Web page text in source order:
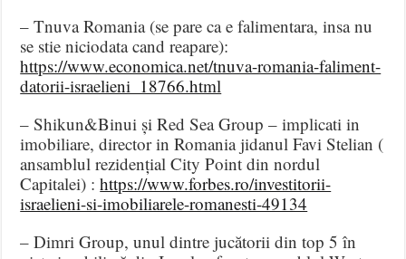
– Tnuva Romania (se pare ca e falimentara, insa nu
se stie niciodata cand reapare):
https://www.economica.net/tnuva-romania-faliment-
datorii-israelieni_18766.html
– Shikun&Binui și Red Sea Group – implicati in
imobiliare, director in Romania jidanul Favi Stelian (
ansamblul rezidențial City Point din nordul
Capitalei) :https://www.forbes.ro/investitorii-
israelieni-si-imobiliarele-romanesti-49134
– Dimri Group, unul dintre jucătorii din top 5 în